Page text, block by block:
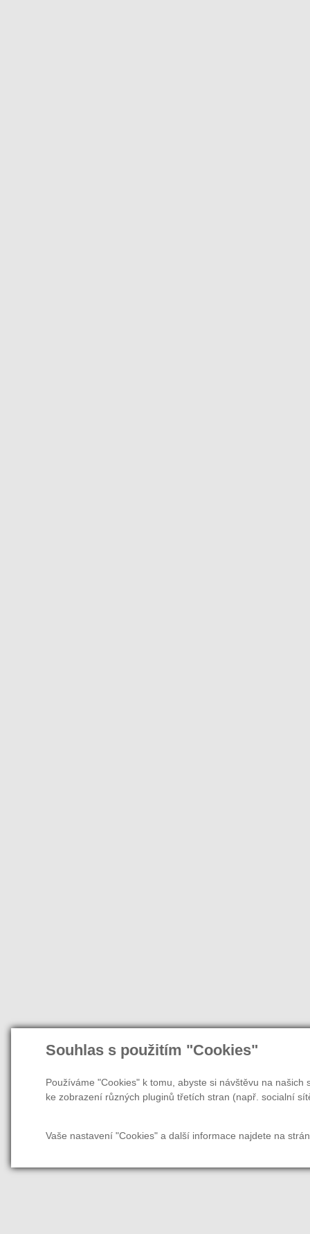
Souhlas s použitím "Cookies"
Používáme "Cookies" k tomu, abyste si návštěvu na
ke zobrazení různých pluginů třetích stran (např. socialní
Vaše nastavení "Cookies" a další informace najdete na